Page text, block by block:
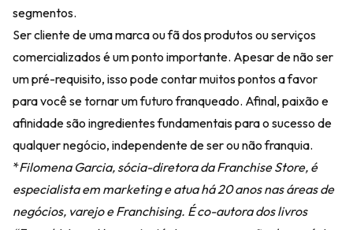
segmentos.
Ser cliente de uma marca ou fã dos produtos ou serviços
comercializados é um ponto importante. Apesar de não ser
um pré-requisito, isso pode contar muitos pontos a favor
para você se tornar um futuro franqueado. Afinal, paixão e
afinidade são ingredientes fundamentais para o sucesso de
qualquer negócio, independente de ser ou não franquia.
*Filomena Garcia, sócia-diretora da Franchise Store, é
especialista em marketing e atua há 20 anos nas áreas de
negócios, varejo e Franchising. É co-autora dos livros